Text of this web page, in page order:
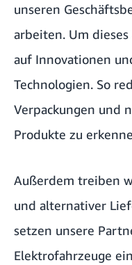
unseren
arbeiten. Um
auf Innovationen
Technologien. So
Verpackungen und
Produkte zu
Außerdem treiben
und alternativer
setzen unsere
Elektrofahrzeuge